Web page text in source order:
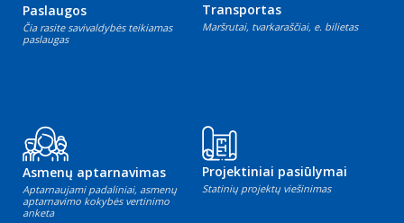
Paslaugos
Čia rasite savivaldybės teikiamas
paslaugas
Transportas
Maršrutai, tvarkaraščiai, e. bilietas
Asmenų aptarnavimas
Aptarnaujami padaliniai, asmenų
aptarnavimo kokybės vertinimo
anketa
Projektiniai pasiūlymai
Statinių projektų viešinimas